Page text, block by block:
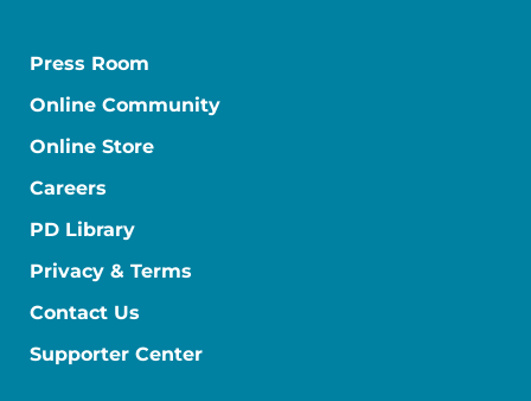
Press Room
Online Community
Online Store
Careers
PD Library
Privacy & Terms
Contact Us
Supporter Center